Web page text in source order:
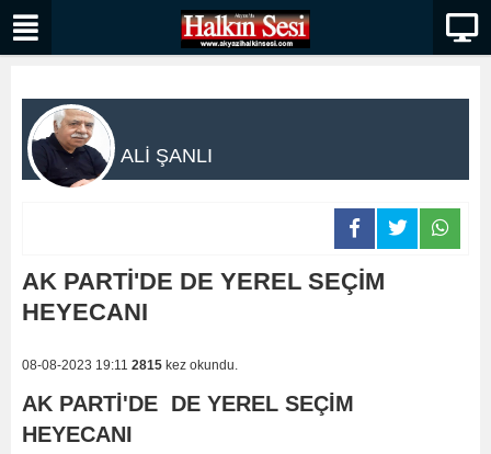
ALİ ŞANLI
AK PARTİ'DE DE YEREL SEÇİM
HEYECANI
08-08-2023 19:11 2815 kez okundu.
AK PARTİ'DE DE YEREL SEÇİM
HEYECANI